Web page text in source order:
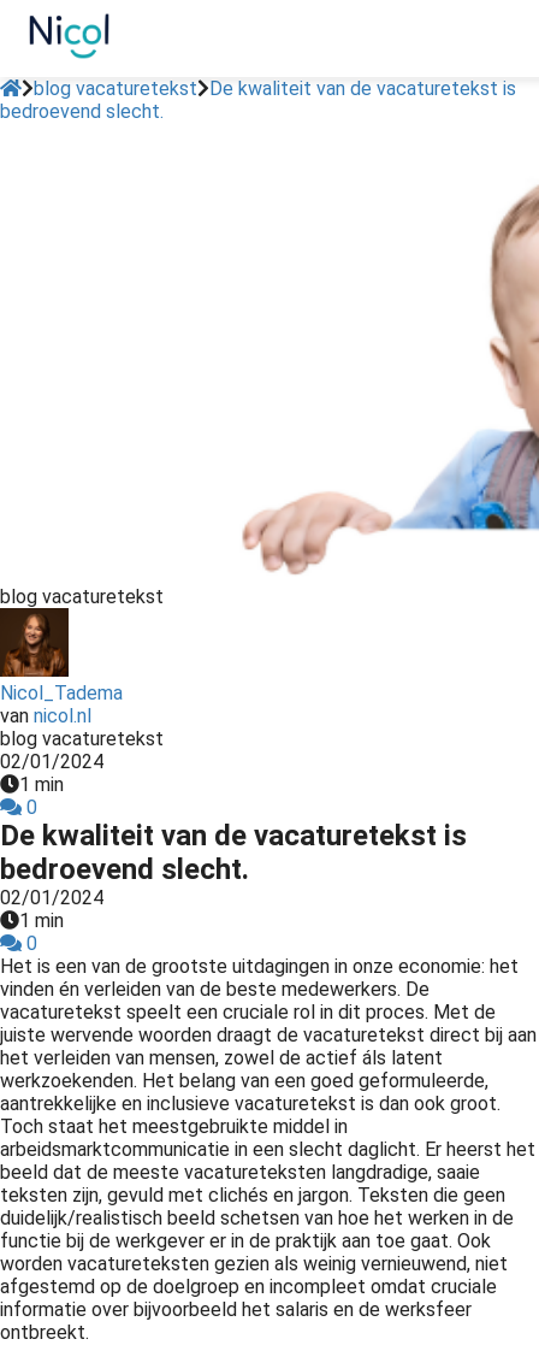
blog vacaturetekst
De kwaliteit van de vacaturetekst is
bedroevend slecht.
blog vacaturetekst
Nicol_Tadema
van nicol.nl
blog vacaturetekst
02/01/2024
1 min
0
De kwaliteit van de vacaturetekst is
bedroevend slecht.
02/01/2024
1 min
0
Het is een van de grootste uitdagingen in onze economie: het
vinden én verleiden van de beste medewerkers. De
vacaturetekst speelt een cruciale rol in dit proces. Met de
juiste wervende woorden draagt de vacaturetekst direct bij aan
het verleiden van mensen, zowel de actief áls latent
werkzoekenden. Het belang van een goed geformuleerde,
aantrekkelijke en inclusieve vacaturetekst is dan ook groot.
Toch staat het meestgebruikte middel in
arbeidsmarktcommunicatie in een slecht daglicht. Er heerst het
beeld dat de meeste vacatureteksten langdradige, saaie
teksten zijn, gevuld met clichés en jargon. Teksten die geen
duidelijk/realistisch beeld schetsen van hoe het werken in de
functie bij de werkgever er in de praktijk aan toe gaat. Ook
worden vacatureteksten gezien als weinig vernieuwend, niet
afgestemd op de doelgroep en incompleet omdat cruciale
informatie over bijvoorbeeld het salaris en de werksfeer
ontbreekt.
worden
om
te
over
van
op
gebruikt
te
de
Hierdoor
website-
van